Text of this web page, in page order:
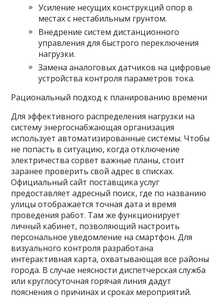
Усиление несущих конструкций опор в
местах с нестабильным грунтом.
Внедрение систем дистанционного
управления для быстрого переключения
нагрузки.
Замена аналоговых датчиков на цифровые
устройства контроля параметров тока.
Рациональный подход к планированию времени
Для эффективного распределения нагрузки на
систему энергоснабжающая организация
использует автоматизированные системы. Чтобы
не попасть в ситуацию, когда отключение
электричества сорвет важные планы, стоит
заранее проверить свой адрес в списках.
Официальный сайт поставщика услуг
предоставляет адресный поиск, где по названию
улицы отображается точная дата и время
проведения работ. Там же функционирует
личный кабинет, позволяющий настроить
персональное уведомление на смартфон. Для
визуального контроля разработана
интерактивная карта, охватывающая все районы
города. В случае неясности диспетчерская служба
или круглосуточная горячая линия дадут
пояснения о причинах и сроках мероприятий.